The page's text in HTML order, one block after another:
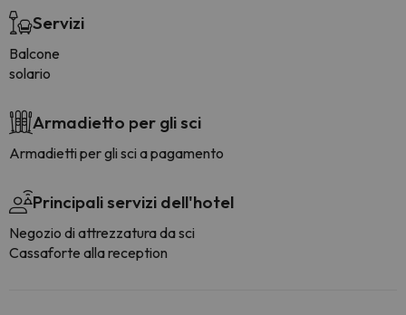
Servizi
Balcone
solario
Armadietto per gli sci
Armadietti per gli sci a pagamento
Principali servizi dell'hotel
Negozio di attrezzatura da sci
Cassaforte alla reception